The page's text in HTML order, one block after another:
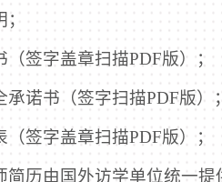
签字盖章扫描PDF版）；
诺书（签字扫描PDF版）；
签字盖章扫描PDF版）；
简历由国外访学单位统一